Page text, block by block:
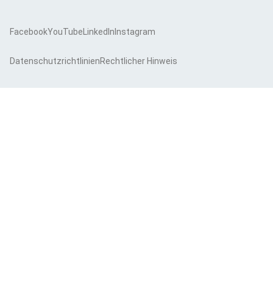
FacebookYouTube LinkedIn Instagram
DatenschutzrichtlinienRechtlicher Hinweis